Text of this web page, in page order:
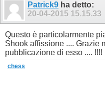
Patrick9 ha detto:
20-04-2015 15.15.33
Questo è particolarmente
Shook affissione .... Grazie
pubblicazione di esso .... !!!!
chess